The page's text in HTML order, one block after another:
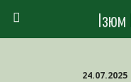
24.07.2025